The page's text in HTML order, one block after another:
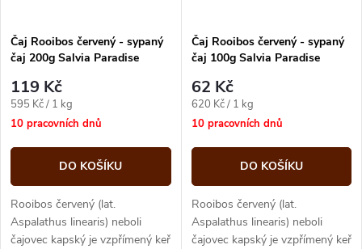
Čaj Rooibos červený - sypaný
čaj 200g Salvia Paradise
119 Kč
Měrná
cena:
595 Kč / 1 kg
10 pracovních dnů
DO KOŠÍKU
Rooibos červený (lat.
Aspalathus linearis) neboli
čajovec kapský je vzpřímený keř
Čaj Rooibos červený - sypaný
čaj 100g Salvia Paradise
62 Kč
Měrná
cena:
620 Kč / 1 kg
10 pracovních dnů
DO KOŠÍKU
Rooibos červený (lat.
Aspalathus linearis) neboli
čajovec kapský je vzpřímený keř